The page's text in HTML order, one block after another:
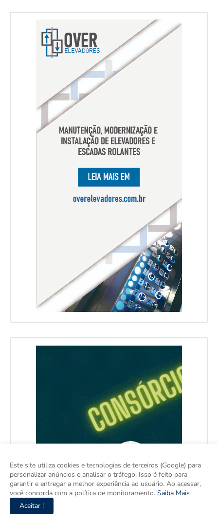
Este site utiliza cookies e tecnologias de terceiros (Google) para
personalizar anúncios e analisar o tráfego. Isso é feito para
garantir e entregar a melhor experiência ao usuário. Ao acessar,
você concorda com a política de monitoramento. Saiba Mais
Aceitar !